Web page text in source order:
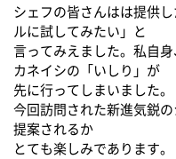
シェフの皆さんはは提供
ルに試してみたい」と
言ってみえました。私自
カネイシの「いしり」が
先に行ってしまいました。
今回訪問された新進気鋭
提案されるか
とても楽しみであります。